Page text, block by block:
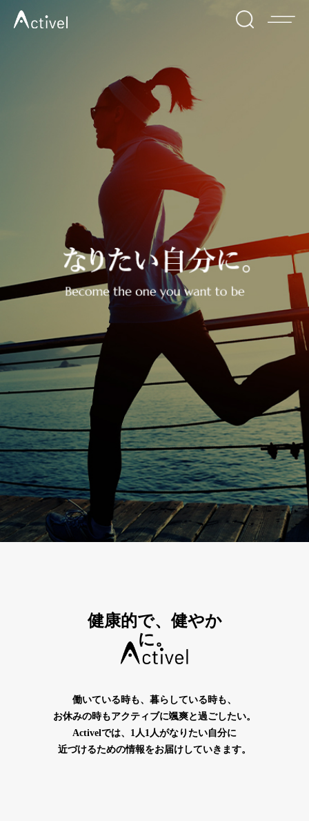
健康的で、健やか
に。
働いている時も、暮らしている時も、
お休みの時もアクティブに颯爽と過ごしたい。
Activelでは、1人1人がなりたい自分に
近づけるための情報をお届けしていきます。